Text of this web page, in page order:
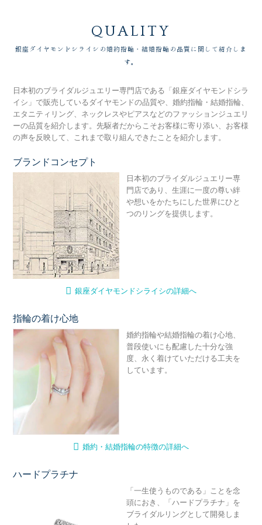
QUALITY
銀座ダイヤモンドシライシの婚約指輪・結婚指輪の品質に関して紹介しま
す。
日本初のブライダルジュエリー専門店である「銀座ダイヤモンドシラ
イシ」で販売しているダイヤモンドの品質や、婚約指輪・結婚指輪、
エタニティリング、ネックレスやピアスなどのファッションジュエリ
ーの品質を紹介します。先駆者だからこそお客様に寄り添い、お客様
の声を反映して、これまで取り組んできたことを紹介します。
ブランドコンセプト
日本初のブライダルジュエリー専
門店であり、生涯に一度の尊い絆
や想いをかたちにした世界にひと
つのリングを提供します。
銀座ダイヤモンドシライシの詳細へ
指輪の着け心地
婚約指輪や結婚指輪の着け心地、
普段使いにも配慮した十分な強
度、永く着けていただける工夫を
しています。
婚約・結婚指輪の特徴の詳細へ
ハードプラチナ
「一生使うものである」ことを念
頭におき、「ハードプラチナ」を
ブライダルリングとして開発しま